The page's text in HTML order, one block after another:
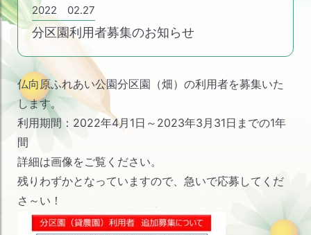
2022 02.27
分区園利用者募集のお知らせ
仏向原ふれあい公園分区園（畑）の利用者を募集いた
します。
利用期間：2022年4月1日～2023年3月31日までの1年
間
詳細は画像をご覧ください。
残りわずかとなっていますので、急いで応募してくだ
さ～い！